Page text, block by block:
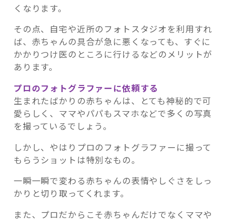
くなります。
その点、自宅や近所のフォトスタジオを利用すれ
ば、赤ちゃんの具合が急に悪くなっても、すぐに
かかりつけ医のところに行けるなどのメリットが
あります。
プロのフォトグラファーに依頼する
生まれたばかりの赤ちゃんは、とても神秘的で可
愛らしく、ママやパパもスマホなどで多くの写真
を撮っているでしょう。
しかし、やはりプロのフォトグラファーに撮って
もらうショットは特別なもの。
一瞬一瞬で変わる赤ちゃんの表情やしぐさをしっ
かりと切り取ってくれます。
また、プロだからこそ赤ちゃんだけでなくママや